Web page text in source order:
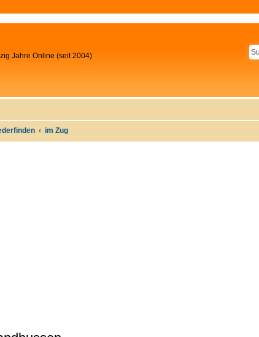
Jahre Online (seit 2004)
im Zug